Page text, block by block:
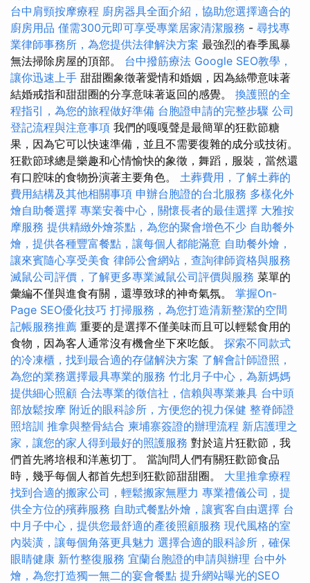
台中肩頸按摩療程 廚房器具全面介紹，協助您選擇適合的
廚房用品 僅需300元即可享受專業居家清潔服務 - 尋找專
業律師事務所，為您提供法律解決方案 最強烈的春季風暴
無法掃除房屋的頂部。 台中撥筋療法 Google SEO教學，
讓你迅速上手 甜甜圈象徵著愛情和婚姻，因為絲帶意味著
結婚戒指和甜甜圈的分享意味著返回的感覺。 換護照的全
程指引，為您的旅程做好準備 台胞證申請的完整步驟 公司
登記流程與注意事項 我們的嘎嘎聲是最簡單的狂歡節糖
果，因為它可以快速準備，並且不需要復雜的成分或技術。
狂歡節球總是樂趣和心情愉快的象徵，舞蹈，服裝，當然還
有口腔味的食物扮演著主要角色。 土葬費用，了解土葬的
費用結構及其他相關事項 申辦台胞證的台北服務 多樣化外
燴自助餐選擇 專業安養中心，關懷長者的最佳選擇 大雅按
摩服務 提供精緻外燴茶點，為您的聚會增色不少 自助餐外
燴，提供各種豐富餐點，讓每個人都能滿意 自助餐外燴，
讓來賓隨心享受美食 律師公會網站，查詢律師資格與服務
滅鼠公司評價，了解更多專業滅鼠公司評價與服務 菜單的
彙編不僅與進食有關，還導致球的神奇氣氛。 掌握On-
Page SEO優化技巧 打掃服務，為您打造清新整潔的空間
記帳服務推薦 重要的是選擇不僅美味而且可以輕鬆食用的
食物，因為客人通常沒有機會坐下來吃飯。 探索不同款式
的冷凍櫃，找到最合適的存儲解決方案 了解會計師證照，
為您的業務選擇最具專業的服務 竹北月子中心，為新媽媽
提供細心照顧 合法專業的徵信社，信賴與專業兼具 台中頭
部放鬆按摩 附近的眼科診所，方便您的視力保健 整脊師證
照培訓 推拿與整骨結合 柬埔寨簽證的辦理流程 新店護理之
家，讓您的家人得到最好的照護服務 對於這片狂歡節，我
們首先將培根和洋蔥切丁。 當詢問人們有關狂歡節食品
時，幾乎每個人都首先想到狂歡節甜甜圈。 大里推拿療程
找到合適的搬家公司，輕鬆搬家無壓力 專業禮儀公司，提
供全方位的殯葬服務 自助式餐點外燴，讓賓客自由選擇 台
中月子中心，提供您最舒適的產後照顧服務 現代風格的室
內裝潢，讓每個角落更具魅力 選擇合適的眼科診所，確保
眼睛健康 新竹整復服務 宜蘭台胞證的申請與辦理 台中外
燴，為您打造獨一無二的宴會餐點 提升網站曝光的SEO